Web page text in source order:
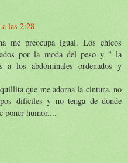
a las 2:28
me preocupa igual. Los chicos
por la moda del peso y " la
los abdominales ordenados y
que me adorna la cintura, no
dificiles y no tenga de donde
poner humor....